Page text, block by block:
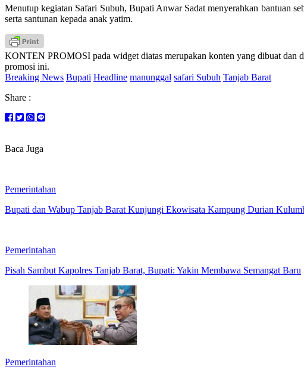
Menutup kegiatan Safari Subuh, Bupati Anwar Sadat menyerahkan bantuan
serta santunan kepada anak yatim.
KONTEN PROMOSI pada widget diatas merupakan konten yang dibuat
promosi ini.
Breaking News Bupati Headline manunggal safari Subuh Tanjab Barat
Share :
Baca Juga
Pemerintahan
Bupati dan Wabup Tanjab Barat Kunjungi Ekowisata Kampung Durian
Pemerintahan
Pisah Sambut Kapolres Tanjab Barat, Bupati: Yakin Membawa Semangat Baru
Pemerintahan